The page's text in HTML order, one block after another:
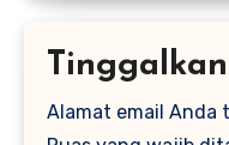
Alamat email Anda